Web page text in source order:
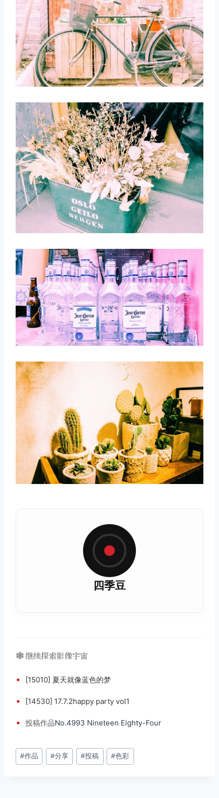
四季豆
🕸️ 继续探索影像宇宙
• [15010] 夏天就像蓝色的梦
• [14530] 17.7.2happy party vol1
• 投稿作品No.4993 Nineteen Eighty-Four
文
章
#作品 #分享 #投稿 #色彩
取消 搜索